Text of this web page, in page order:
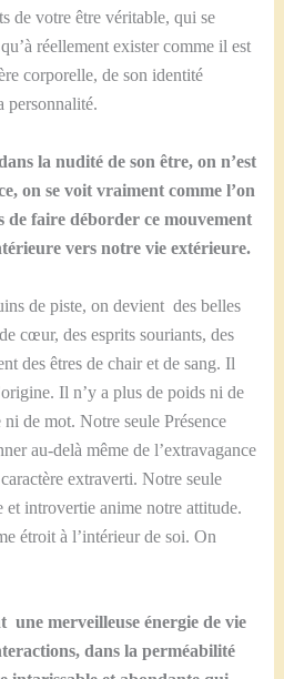
de votre être véritable, qui se
réellement exister comme il est
corporelle, de son identité
personnalité.
la nudité de son être, on n’est
on se voit vraiment comme l’on
faire déborder ce mouvement
vers notre vie extérieure.
de piste, on devient des belles
cœur, des esprits souriants, des
des êtres de chair et de sang. Il
Il n’y a plus de poids ni de
de mot. Notre seule Présence
au-delà même de l’extravagance
extraverti. Notre seule
et introvertie anime notre attitude.
étroit à l’intérieur de soi. On
une merveilleuse énergie de vie
dans la perméabilité